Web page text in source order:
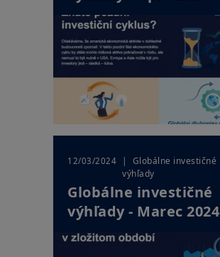
12/03/2024
| Globálne investičné
výhľady
Globálne investičné
výhľady - Marec 2024